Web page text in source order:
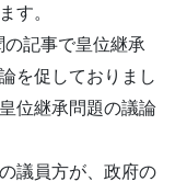
す。
記事で皇位継承
を促しておりまし
位継承問題の議論
議員方が、政府の